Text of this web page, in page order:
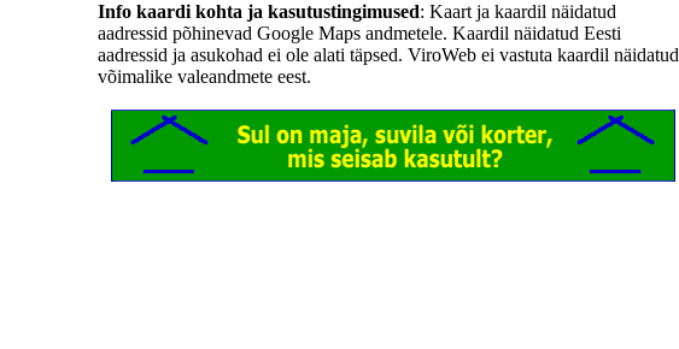
Info kaardi kohta ja kasutustingimused: Kaart ja kaardil näidatud
aadressid põhinevad Google Maps andmetele. Kaardil näidatud Eesti
aadressid ja asukohad ei ole alati täpsed. ViroWeb ei vastuta kaardil näidatud
võimalike valeandmete eest.